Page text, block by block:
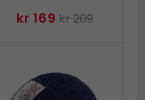
kr 169 kr 209